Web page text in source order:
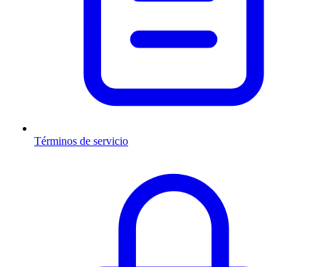
Términos de servicio